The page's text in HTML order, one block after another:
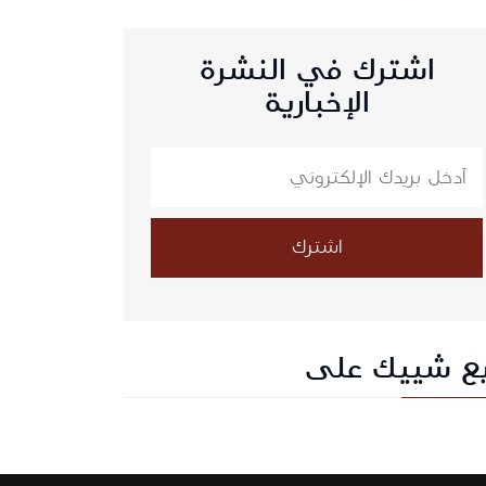
اشترك في النشرة
الإخبارية
اشترك
شييك على